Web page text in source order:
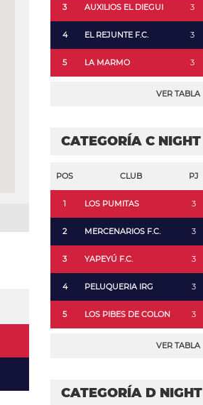
3 AUXILIOS EL DIEGUI 3
4 EL REJUNTE F.C. 3
5 LA MARMO 3
VER TABLA
CATEGORÍA C NIGHT
POS CLUB PJ
1 LOS PUMITAS 3
2 MERCENARIOS F.C. 3
3 YAPEYÚ F.C. 3
4 PELUQUERIA IRG 3
5 LOS PIBES DE COLON 3
VER TABLA
CATEGORÍA D NIGHT